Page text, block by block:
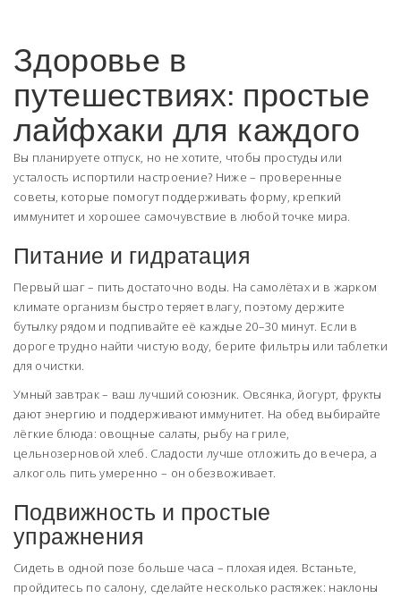
Здоровье в
путешествиях: простые
лайфхаки для каждого
Вы планируете отпуск, но не хотите, чтобы простуды или
усталость испортили настроение? Ниже – проверенные
советы, которые помогут поддерживать форму, крепкий
иммунитет и хорошее самочувствие в любой точке мира.
Питание и гидратация
Первый шаг – пить достаточно воды. На самолётах и в жарком
климате организм быстро теряет влагу, поэтому держите
бутылку рядом и подпивайте её каждые 20–30 минут. Если в
дороге трудно найти чистую воду, берите фильтры или таблетки
для очистки.
Умный завтрак – ваш лучший союзник. Овсянка, йогурт, фрукты
дают энергию и поддерживают иммунитет. На обед выбирайте
лёгкие блюда: овощные салаты, рыбу на гриле,
цельнозерновой хлеб. Сладости лучше отложить до вечера, а
алкоголь пить умеренно – он обезвоживает.
Подвижность и простые
упражнения
Сидеть в одной позе больше часа – плохая идея. Встаньте,
пройдитесь по салону, сделайте несколько растяжек: наклоны